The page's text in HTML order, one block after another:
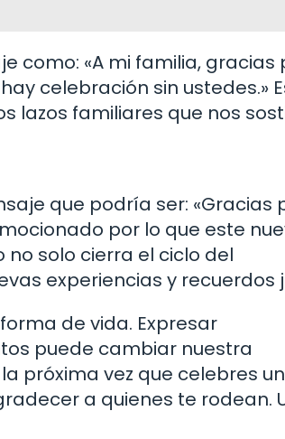
como: «A mi familia, gracias
celebración sin ustedes.»
lazos familiares que nos
que podría ser: «Gracias
por lo que este
solo cierra el ciclo del
experiencias y recuerdos
de vida. Expresar
puede cambiar nuestra
próxima vez que celebres un
a quienes te rodean.